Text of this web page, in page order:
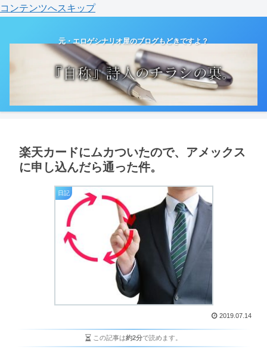
コンテンツへスキップ
元・エロゲシナリオ屋のブログもどきですよ？
楽天カードにムカついたので、アメックス
に申し込んだら通った件。
日記
2019.07.14
この記事は約2分で読めます。